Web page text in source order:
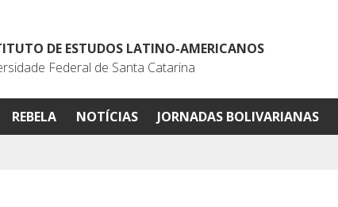
DE ESTUDOS LATINO-AMERICANOS
Federal de Santa Catarina
REBELA NOTÍCIAS JORNADAS BOLIVARIANAS